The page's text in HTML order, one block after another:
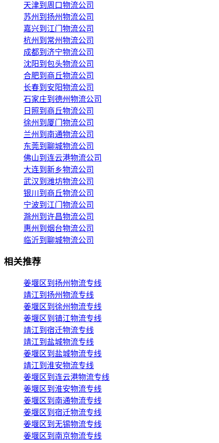
天津到周口物流公司
苏州到扬州物流公司
嘉兴到江门物流公司
杭州到常州物流公司
成都到济宁物流公司
沈阳到包头物流公司
合肥到商丘物流公司
长春到安阳物流公司
石家庄到德州物流公司
日照到商丘物流公司
徐州到厦门物流公司
兰州到南通物流公司
东莞到聊城物流公司
佛山到连云港物流公司
大连到新乡物流公司
武汉到潍坊物流公司
银川到商丘物流公司
宁波到江门物流公司
滁州到许昌物流公司
惠州到烟台物流公司
临沂到聊城物流公司
相关推荐
姜堰区到扬州物流专线
靖江到扬州物流专线
姜堰区到徐州物流专线
姜堰区到镇江物流专线
靖江到宿迁物流专线
靖江到盐城物流专线
姜堰区到盐城物流专线
靖江到淮安物流专线
姜堰区到连云港物流专线
姜堰区到淮安物流专线
姜堰区到南通物流专线
姜堰区到宿迁物流专线
姜堰区到无锡物流专线
姜堰区到南京物流专线